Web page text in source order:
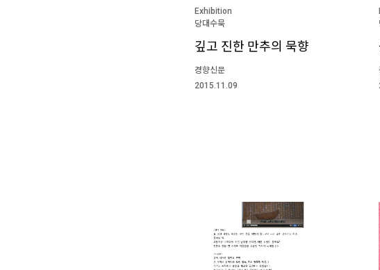
Exhibition
당대수묵
깊고 진한 만추의 묵향
경향신문
2015.11.09